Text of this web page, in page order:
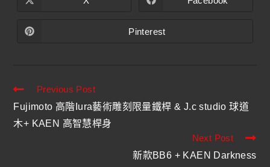
Pinterest
Previous Post
Fujimoto 高階Iura藝術雕刻限量鐵桿 & J.c studio 球道
木+ KAEN 高智慧桿身
Next Post
新款BB6 + KAEN Darkness